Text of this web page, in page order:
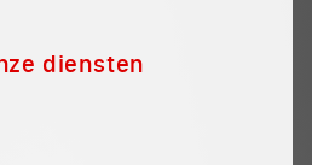
diensten